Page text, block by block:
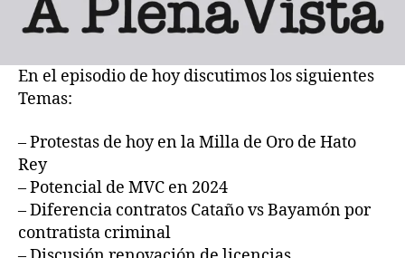
En el episodio de hoy discutimos los siguientes
Temas:
– Protestas de hoy en la Milla de Oro de Hato
Rey
– Potencial de MVC en 2024
– Diferencia contratos Cataño vs Bayamón por
contratista criminal